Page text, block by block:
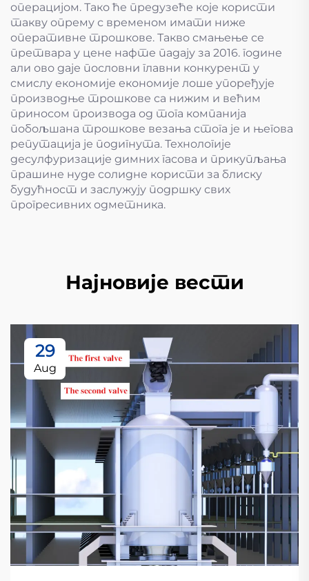
операцијом. Тако ће предузеће које користи
такву опрему с временом имати ниже
оперативне трошкове. Такво смањење се
претвара у цене нафте падају за 2016. године
али ово даје пословни главни конкурент у
смислу економије економије лоше упоређује
производње трошкове са нижим и већим
приносом производа од тога компанија
побољшана трошкове везања стога је и његова
репутација је подигнута. Технологије
десулфуризације димних гасова и прикупљања
прашине нуде солидне користи за блиску
будућност и заслужују подршку свих
прогресивних одметника.
Најновије вести
29
Aug